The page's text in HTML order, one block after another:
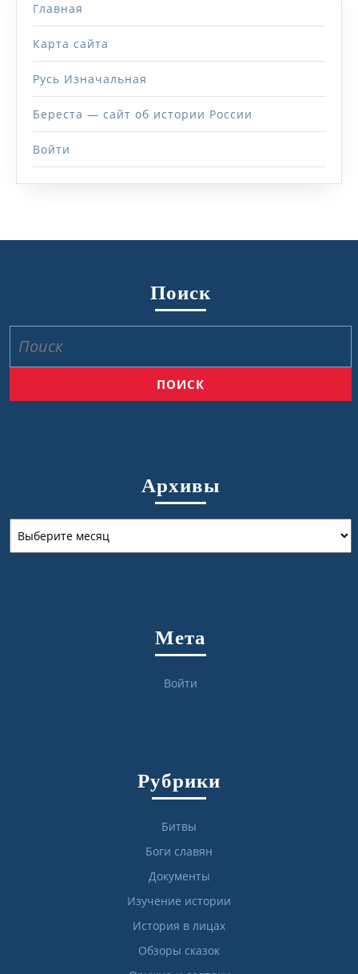
Главная
Карта сайта
Русь Изначальная
Береста — сайт об истории России
Войти
Поиск
Архивы
Мета
Войти
Рубрики
Битвы
Боги славян
Документы
Изучение истории
История в лицах
Обзоры сказок